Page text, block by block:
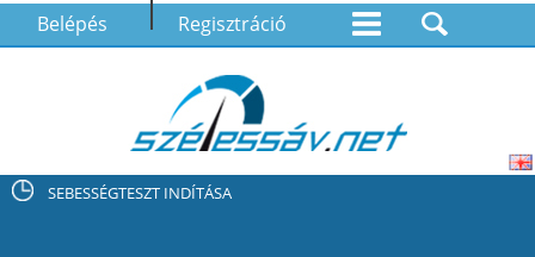
Belépés Regisztráció
SEBESSÉGTESZT INDÍTÁSA